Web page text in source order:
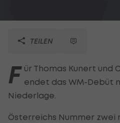
TEILEN
F ür Thomas Kunert und
endet das WM-Debüt
Niederlage.
Österreichs Nummer zwei